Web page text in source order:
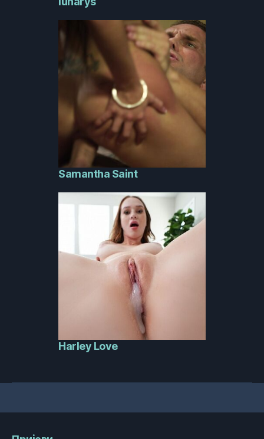
Samantha Saint
Harley Love